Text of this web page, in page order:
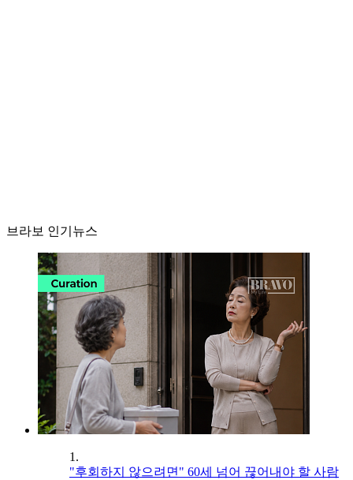
브라보 인기뉴스
1.
"후회하지 않으려면" 60세 넘어 끊어내야 할 사람